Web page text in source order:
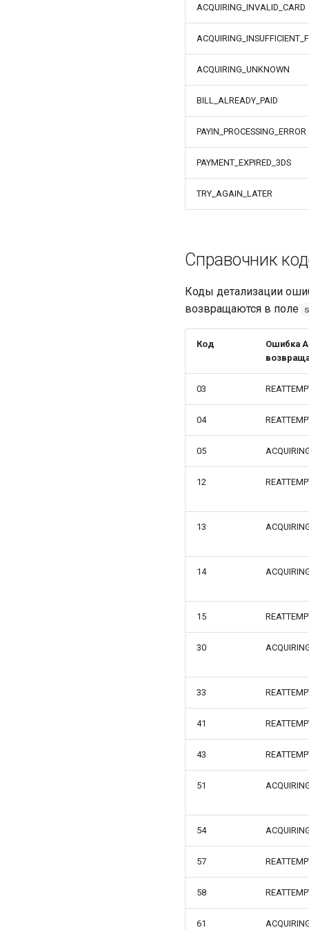
ACQUIRING_INVALID_CARD
ACQUIRING_UNKNOWN
BILL_ALREADY_PAID
PAYIN_PROCESSING_ERROR
PAYMENT_EXPIRED_3DS
TRY_AGAIN_LATER
Справочник
Коды детализации
возвращаются в поле
Код
Ошибка
03
04
05
12
13
14
15
30
33
41
43
51
54
57
58
61